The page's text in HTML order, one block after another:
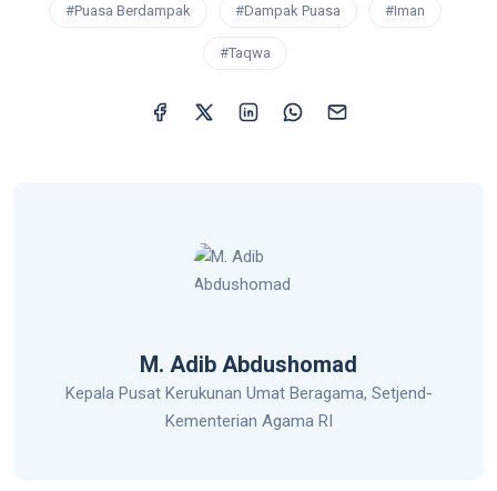
#Puasa Berdampak #Dampak Puasa #Iman
#Taqwa
M. Adib Abdushomad
Kepala Pusat Kerukunan Umat Beragama, Setjend-
Kementerian Agama RI